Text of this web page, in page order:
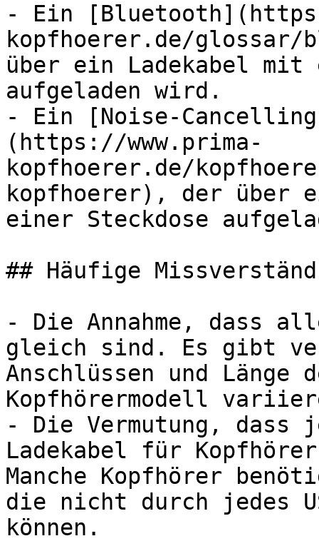
- Ein
kopfhoerer.de/
über ein Ladekabel mit
aufgeladen wird.
- Ein [Noise-
(https://www.prima-
kopfhoerer.de/
kopfhoerer), der über
einer Steckdose
## Häufige
- Die Annahme, dass
gleich sind. Es gibt
Anschlüssen und
Kopfhörermodell
- Die Vermutung, dass
Ladekabel für
Manche Kopfhörer
die nicht durch jedes
können.